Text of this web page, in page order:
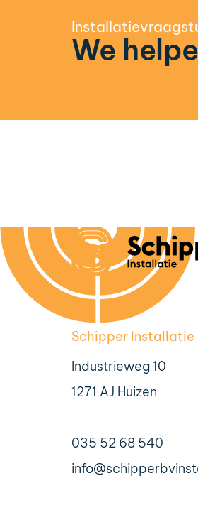
We
Schipper Installatie
Industrieweg 10
1271 AJ Huizen
035 52 68 540